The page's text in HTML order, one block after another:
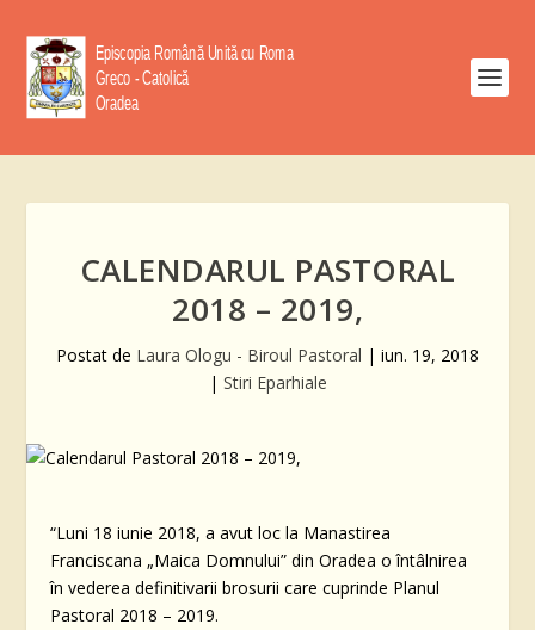
CALENDARUL PASTORAL
2018 – 2019,
Postat de Laura Ologu - Biroul Pastoral | iun. 19, 2018
| Stiri Eparhiale
“Luni 18 iunie 2018, a avut loc la Manastirea
Franciscana „Maica Domnului” din Oradea o întâlnirea
în vederea definitivarii brosurii care cuprinde Planul
Pastoral 2018 – 2019.